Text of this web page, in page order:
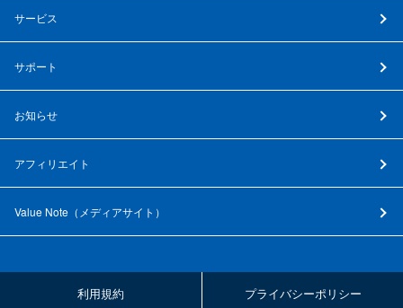
サービス
サポート
お知らせ
アフィリエイト
Value Note（ メディアサイト ）
利用規約 プライバシーポリシー